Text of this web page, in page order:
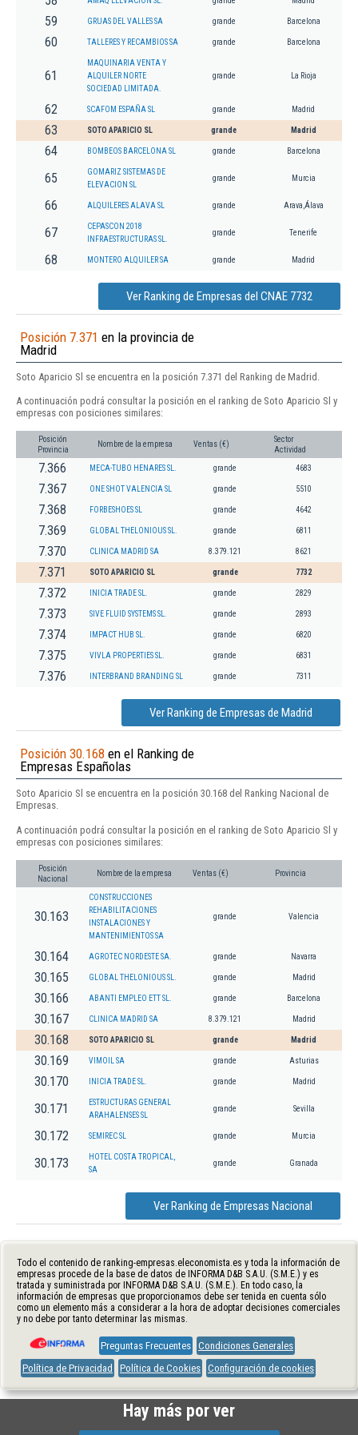
59 GRUAS DEL VALLES SA grande Barcelona
60 TALLERES Y RECAMBIOS SA grande Barcelona
61
MAQUINARIA VENTA Y
ALQUILER NORTE
SOCIEDAD LIMITADA.
grande La Rioja
62 SCAFOM ESPAÑA SL grande Madrid
63 SOTO APARICIO SL grande Madrid
64 BOMBEOS BARCELONA SL grande Barcelona
65
GOMARIZ SISTEMAS DE
ELEVACION SL
grande Murcia
66 ALQUILERES ALAVA SL grande Arava,Álava
67
CEPASCON 2018
INFRAESTRUCTURAS SL.
grande Tenerife
68 MONTERO ALQUILER SA grande Madrid
Ver Ranking de Empresas del CNAE 7732
Posición 7.371 en la provincia de
Madrid
Soto Aparicio Sl se encuentra en la posición 7.371 del Ranking de Madrid.
A continuación podrá consultar la posición en el ranking de Soto Aparicio Sl y
empresas con posiciones similares:
Posición
Provincia
Nombre de la empresa Ventas (€)
Sector
Actividad
7.366 MECA-TUBO HENARES SL. grande 4683
7.367 ONE SHOT VALENCIA SL grande 5510
7.368 FORBESHOES SL grande 4642
7.369 GLOBAL THELONIOUS SL. grande 6811
7.370 CLINICA MADRID SA 8.379.121 8621
7.371 SOTO APARICIO SL grande 7732
7.372 INICIA TRADE SL. grande 2829
7.373 SIVE FLUID SYSTEMS SL. grande 2893
7.374 IMPACT HUB SL. grande 6820
7.375 VIVLA PROPERTIES SL. grande 6831
7.376 INTERBRAND BRANDING SL grande 7311
Ver Ranking de Empresas de Madrid
Posición 30.168 en el Ranking de
Empresas Españolas
Soto Aparicio Sl se encuentra en la posición 30.168 del Ranking Nacional de
Empresas.
A continuación podrá consultar la posición en el ranking de Soto Aparicio Sl y
empresas con posiciones similares:
Posición
Nacional
Nombre de la empresa Ventas (€) Provincia
30.163
CONSTRUCCIONES
REHABILITACIONES
INSTALACIONES Y
MANTENIMIENTOS SA
grande Valencia
30.164 AGROTEC NORDESTE SA. grande Navarra
30.165 GLOBAL THELONIOUS SL. grande Madrid
30.166 ABANTI EMPLEO ETT SL. grande Barcelona
30.167 CLINICA MADRID SA 8.379.121 Madrid
30.168 SOTO APARICIO SL grande Madrid
30.169 VIMOIL SA grande Asturias
30.170 INICIA TRADE SL. grande Madrid
30.171
ESTRUCTURAS GENERAL
ARAHALENSES SL
grande Sevilla
30.172 SEMIREC SL grande Murcia
30.173
HOTEL COSTA TROPICAL,
SA
grande Granada
Ver Ranking de Empresas Nacional
Todo el contenido de ranking-empresas.eleconomista.es y toda la información de
empresas procede de la base de datos de INFORMA D&B S.A.U. (S.M.E.) y es
tratada y suministrada por INFORMA D&B S.A.U. (S.M.E.). En todo caso, la
información de empresas que proporcionamos debe ser tenida en cuenta sólo
como un elemento más a considerar a la hora de adoptar decisiones comerciales
y no debe por tanto determinar las mismas.
Preguntas Frecuentes Condiciones Generales
Política de Privacidad
Política de Cookies Configuración de cookies
Hay más por ver